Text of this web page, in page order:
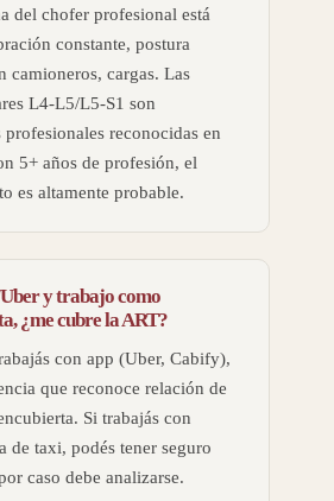
del chofer profesional está
constante, postura
camioneros, cargas. Las
L4-L5/L5-S1 son
profesionales reconocidas en
5+ años de profesión, el
es altamente probable.
y trabajo como
¿me cubre la ART?
con app (Uber, Cabify),
que reconoce relación de
Si trabajás con
de taxi, podés tener seguro
caso debe analizarse.